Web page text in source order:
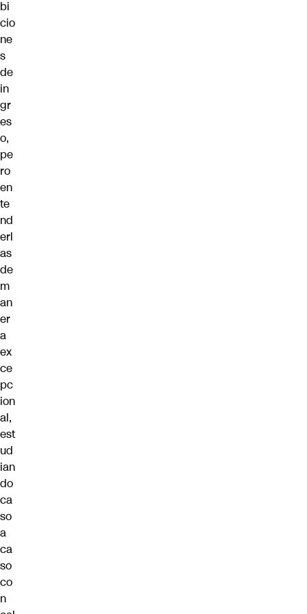
bi
cio
ne
s
de
in
gr
es
o,
pe
ro
en
te
nd
erl
as
de
m
an
er
a
ex
ce
pc
ion
al,
est
ud
ian
do
ca
so
a
ca
so
co
n